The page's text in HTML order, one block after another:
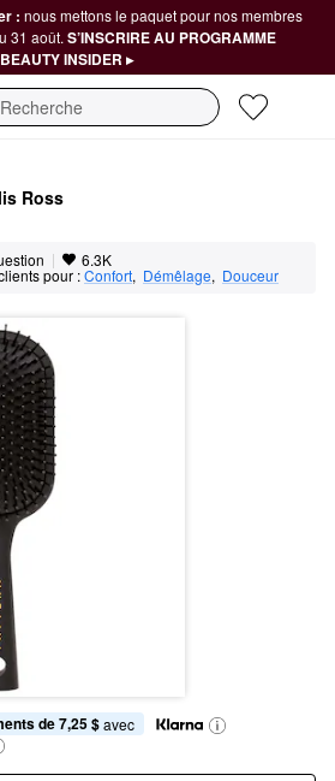
: nous mettons le paquet pour nos membres
31 août. S’INSCRIRE AU PROGRAMME
BEAUTY INSIDER ▸
Ross
| 6.3K
pour :Confort, Démêlage, Douceur
de 7,25 $ avec